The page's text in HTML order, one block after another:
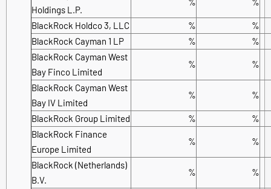
Holdings L.P.
BlackRock Holdco 3, LLC %
%
BlackRock Cayman 1 LP
%
%
BlackRock Cayman West
Bay Finco Limited
% %
BlackRock Cayman West
Bay IV Limited
% %
BlackRock Group Limited %
%
BlackRock Finance
Europe Limited
% %
BlackRock (Netherlands)
B.V.
% %